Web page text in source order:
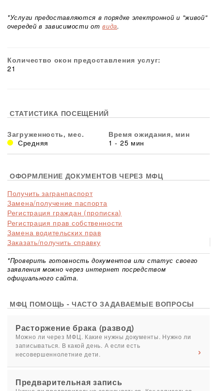
*Услуги предоставляются в порядке электронной и "живой"
очередей в зависимости отвида.
Количество окон предоставления услуг:
21
СТАТИСТИКА ПОСЕЩЕНИЙ
Загруженность, мес.
Средняя
Время ожидания, мин
1 - 25 мин
ОФОРМЛЕНИЕ ДОКУМЕНТОВ ЧЕРЕЗ МФЦ
Получить загранпаспорт
Замена/получение паспорта
Регистрация граждан (прописка)
Регистрация прав собственности
Замена водительских прав
Заказать/получить справку
*Проверить готовность документов или статус своего
заявления можно через интернет посредством
официального сайта.
МФЦ ПОМОЩЬ - ЧАСТО ЗАДАВАЕМЫЕ ВОПРОСЫ
Расторжение брака (развод)
Можно ли через МФЦ. Какие нужны документы. Нужно ли
записываться. В какой день. А если есть
несовершеннолетние дети.
Предварительная запись